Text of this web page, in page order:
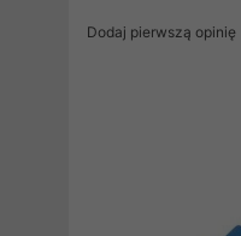
Dodaj pierwszą opinię